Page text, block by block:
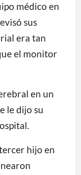
médico en
sus
era tan
el monitor
en un
le dijo su
hijo en